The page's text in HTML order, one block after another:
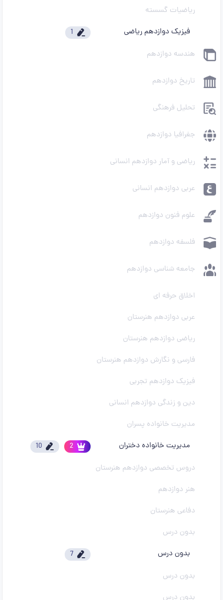
ریاضیات گسسته
فیزیک دوازدهم ریاضی
1
هندسه دوازدهم
تاریخ دوازدهم
تحلیل فرهنگی
جغرافیا دوازدهم
ریاضی و آمار دوازدهم انسانی
عربی دوازدهم انسانی
علوم فنون دوازدهم
فلسفه دوازدهم
جامعه شناسی دوازدهم
اخلاق حرفه ای
عربی دوازدهم هنرستان
ریاضی دوازدهم هنرستان
فارسی و نگارش دوازدهم هنرستان
فیزیک دوازدهم تجربی
دین و زندگی دوازدهم انسانی
مدیریت خانواده پسران
مدیریت خانواده دختران
2
10
دروس تخصصی دوازدهم هنرستان
هنر دوازدهم
دفاعی هنرستان
بدون درس
بدون درس
7
بدون درس